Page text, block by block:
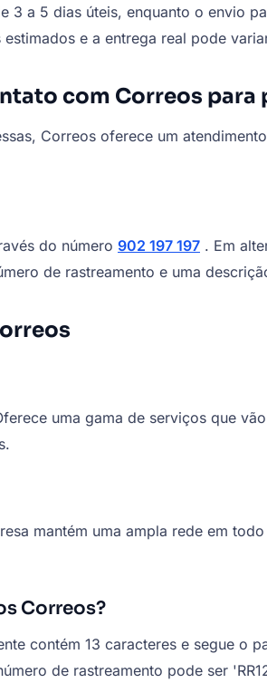
3 a 5 dias úteis, enquanto o envio
e a entrega real pode
com Correos para
Correos oferece um
do número 902 197 197 . Em
de rastreamento e uma
uma gama de serviços que
mantém uma ampla rede em
Correos?
contém 13 caracteres e segue o
de rastreamento pode ser